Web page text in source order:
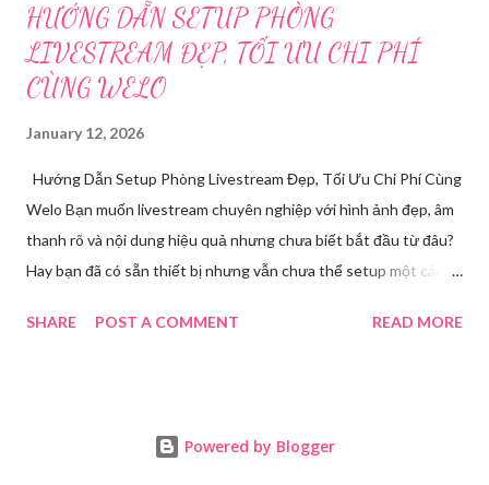
HƯỚNG DẪN SETUP PHÒNG
LIVESTREAM ĐẸP, TỐI ƯU CHI PHÍ
CÙNG WELO
January 12, 2026
Hướng Dẫn Setup Phòng Livestream Đẹp, Tối Ưu Chi Phí Cùng
Welo Bạn muốn livestream chuyên nghiệp với hình ảnh đẹp, âm
thanh rõ và nội dung hiệu quả nhưng chưa biết bắt đầu từ đâu?
Hay bạn đã có sẵn thiết bị nhưng vẫn chưa thể setup một cách
dẫn thực tế cùng giải pháp toàn diện dành cho bạn. Welo sẽ
Sao Cần Setup Phòng Livestream Chuyên Nghiệp? Livestream
SHARE POST A COMMENT READ MORE
Powered by Blogger